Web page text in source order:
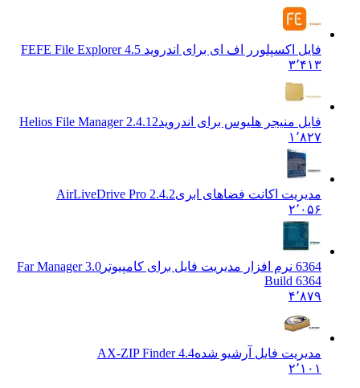
فایل اکسپلورر اف ای برای اندروید FE FE File Explorer 4.5
۳٬۴۱۳
فایل منیجر هلیوس برای اندرویدHelios File Manager 2.4.12
۱٬۸۲۷
مدیریت اکانت فضاهای ابریAirLiveDrive Pro 2.4.2
۲٬۰۵۶
6364 نرم افزار مدیریت فایل برای کامپیوتر
Far Manager 3.0
Build 6364
۴٬۸۷۹
مدیریت فایل آرشیو شدهAX-ZIP Finder 4.4
۲٬۱۰۱